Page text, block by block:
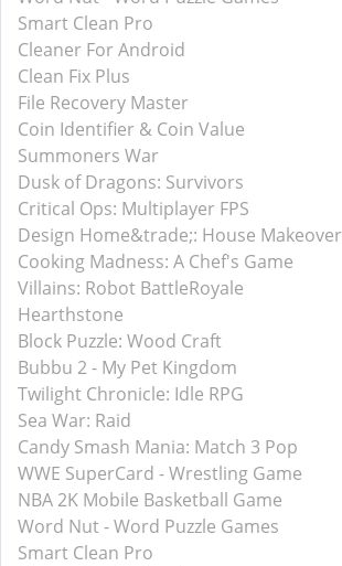
Smart Clean Pro
Cleaner For Android
Clean Fix Plus
File Recovery Master
Coin Identifier & Coin Value
Summoners War
Dusk of Dragons: Survivors
Critical Ops: Multiplayer FPS
Design Home&trade;: House Makeover
Cooking Madness: A Chef's Game
Villains: Robot BattleRoyale
Hearthstone
Block Puzzle: Wood Craft
Bubbu 2 - My Pet Kingdom
Twilight Chronicle: Idle RPG
Sea War: Raid
Candy Smash Mania: Match 3 Pop
WWE SuperCard - Wrestling Game
NBA 2K Mobile Basketball Game
Word Nut - Word Puzzle Games
Smart Clean Pro